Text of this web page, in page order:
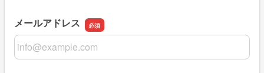
メールアドレス
メールアドレス